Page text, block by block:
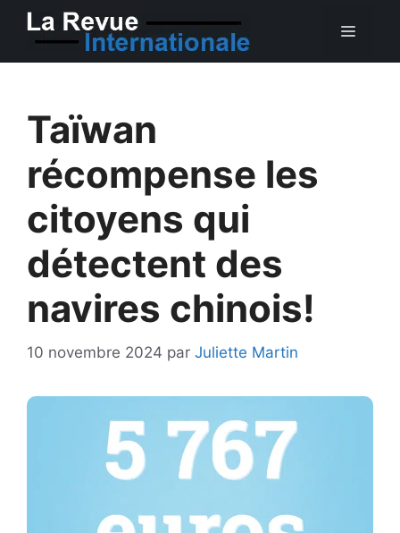
Aller
Taïwan
récompense les
citoyens qui
détectent des
navires chinois!
10 novembre 2024 par Juliette Martin